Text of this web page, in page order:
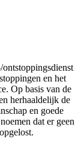
en het
Op basis van de
herhaaldelijk de
en goede
dat er geen